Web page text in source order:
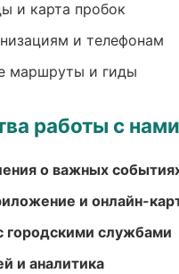
и карта пробок
и телефонам
маршруты и гиды
работы с нами
о важных
и онлайн-
городскими службами
и аналитика